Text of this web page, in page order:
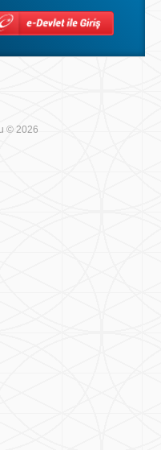
© 2026